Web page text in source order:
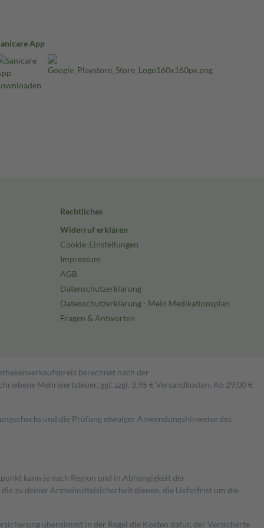
App
Rechtliches
Widerruf erklären
Cookie-Einstellungen
Impressum
AGB
Datenschutzerklärung
Datenschutzerklärung - Mein Medikationsplan
Fragen & Antworten
berechnet nach der
Mehrwertsteuer, ggf. zzgl. 3,95 € Versandkosten. Ab 29,00 €
und die Prüfung etwaiger Anwendungshinweise des
kann je nach Region und in Abhängigkeit der
zu deiner Arzneimittelsicherheit dienen, die Lieferfrist um die
übernimmt in der Regel die Kosten dafür, der Versicherte